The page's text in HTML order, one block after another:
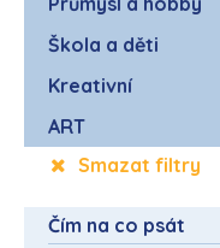
Škola a děti
Kreativní
ART
Smazat filtry
Čím na co psát